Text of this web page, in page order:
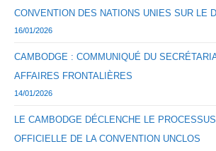
CONVENTION DES NATIONS UNIES SUR LE
16/01/2026
CAMBODGE : COMMUNIQUÉ DU
AFFAIRES FRONTALIÈRES
14/01/2026
LE CAMBODGE DÉCLENCHE LE
OFFICIELLE DE LA CONVENTION UNCLOS